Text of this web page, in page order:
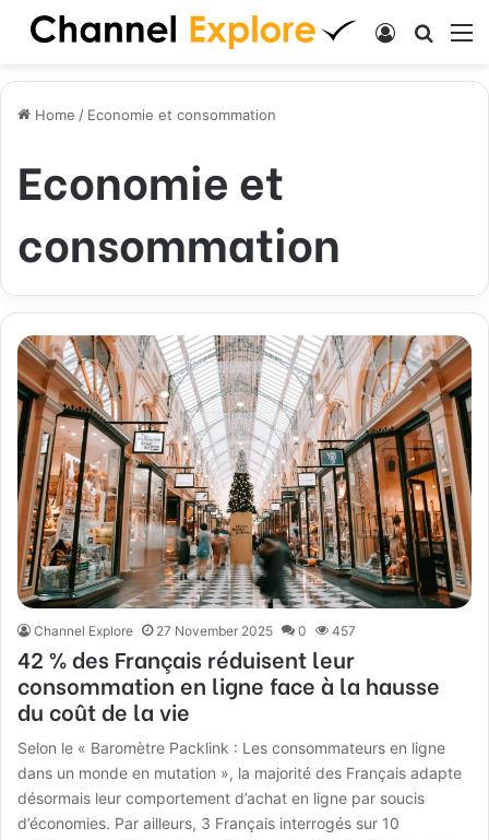
Log In
Home / Economie et consommation
Economie et
consommation
Channel Explore 27 November 2025 0 457
42 % des Français réduisent leur
consommation en ligne face à la hausse
du coût de la vie
Selon le « Baromètre Packlink : Les consommateurs en ligne
dans un monde en mutation », la majorité des Français adapte
désormais leur comportement d’achat en ligne par soucis
d’économies. Par ailleurs, 3 Français interrogés sur 10